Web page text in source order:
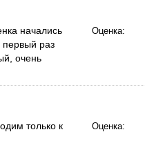
начались
первый раз
очень
Оценка:
только к
Оценка: